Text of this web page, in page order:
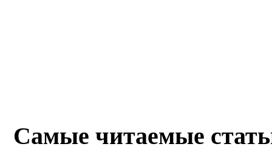
Самые читаемые